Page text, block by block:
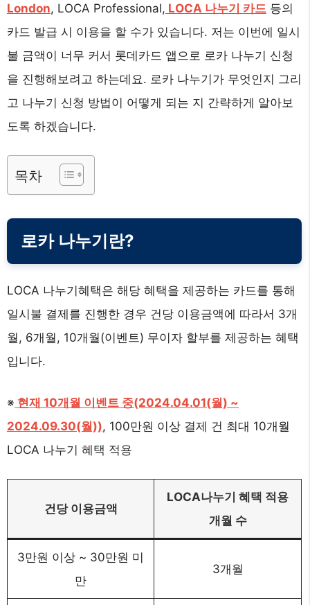
London, LOCA Professional, LOCA 나누기 카드 등의
카드 발급 시 이용을 할 수가 있습니다. 저는 이번에 일시
불 금액이 너무 커서 롯데카드 앱으로 로카 나누기 신청
을 진행해보려고 하는데요. 로카 나누기가 무엇인지 그리
고 나누기 신청 방법이 어떻게 되는 지 간략하게 알아보
도록 하겠습니다.
목차
로카 나누기란?
LOCA 나누기혜택은 해당 혜택을 제공하는 카드를 통해
일시불 결제를 진행한 경우 건당 이용금액에 따라서 3개
월, 6개월, 10개월(이벤트) 무이자 할부를 제공하는 혜택
입니다.
※ 현재 10개월 이벤트 중(2024.04.01(월) ~
2024.09.30(월)), 100만원 이상 결제 건 최대 10개월
LOCA 나누기 혜택 적용
건당 이용금액
LOCA나누기 혜택 적용
개월 수
3만원 이상 ~ 30만원 미
만
3개월